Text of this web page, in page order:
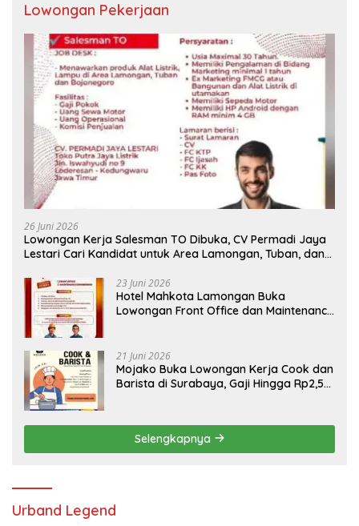
Lowongan Pekerjaan
26 Juni 2026
Lowongan Kerja Salesman TO Dibuka, CV Permadi Jaya
Lestari Cari Kandidat untuk Area Lamongan, Tuban, dan
23 Juni 2026
Hotel Mahkota Lamongan Buka
Lowongan Front Office dan Maintenance
21 Juni 2026
Mojako Buka Lowongan Kerja Cook dan
Barista di Surabaya, Gaji Hingga Rp2,5
Selengkapnya
Urband Legend